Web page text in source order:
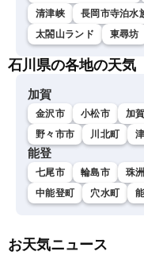
清津峡
長岡市寺泊水
太閤山ランド
東尋坊
石川県の各地の天気
加賀
金沢市 小松市 加
野々市市
川北町
能登
七尾市 輪島市 珠
中能登町
穴水町
お天気ニュース